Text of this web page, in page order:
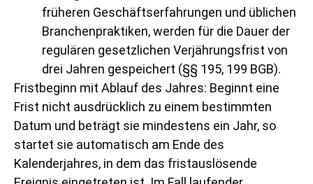
früheren Geschäftserfahrungen und üblichen
Branchenpraktiken, werden für die Dauer der
regulären gesetzlichen Verjährungsfrist von
drei Jahren gespeichert (§§ 195, 199 BGB).
Fristbeginn mit Ablauf des Jahres: Beginnt eine
Frist nicht ausdrücklich zu einem bestimmten
Datum und beträgt sie mindestens ein Jahr, so
startet sie automatisch am Ende des
Kalenderjahres, in dem das fristauslösende